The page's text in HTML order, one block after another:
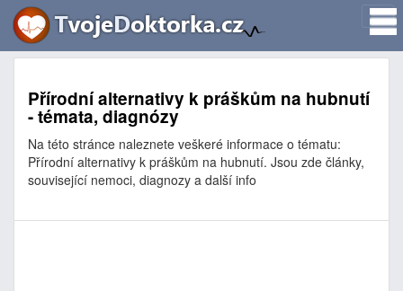
Přírodní alternativy k práškům na hubnutí
- témata, diagnózy
Na této stránce naleznete veškeré informace o tématu:
Přírodní alternativy k práškům na hubnutí. Jsou zde články,
související nemoci, diagnozy a další info